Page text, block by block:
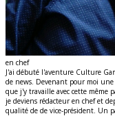
en chef
J'ai débuté l'aventure Culture
de news. Devenant pour moi
que j'y travaille avec cette même
je deviens rédacteur en chef et
qualité de de vice-président. Un